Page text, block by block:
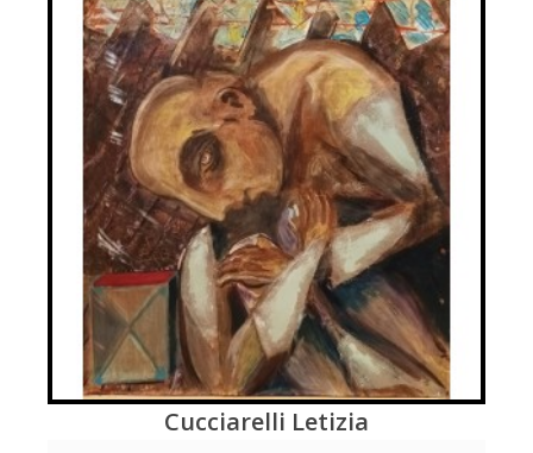
LEGGI DI PIÚ
Cucciarelli Letizia